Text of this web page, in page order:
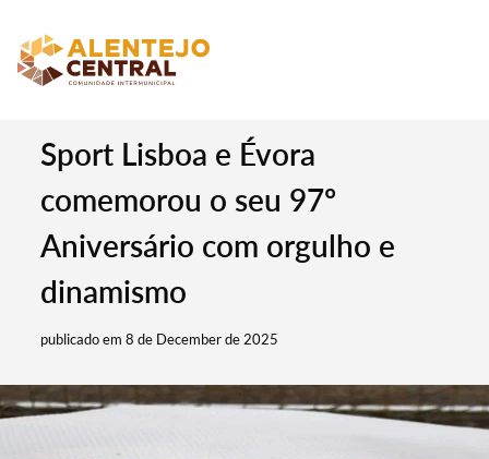
Sport Lisboa e Évora
comemorou o seu 97º
Aniversário com orgulho e
dinamismo
publicado em 8 de December de 2025